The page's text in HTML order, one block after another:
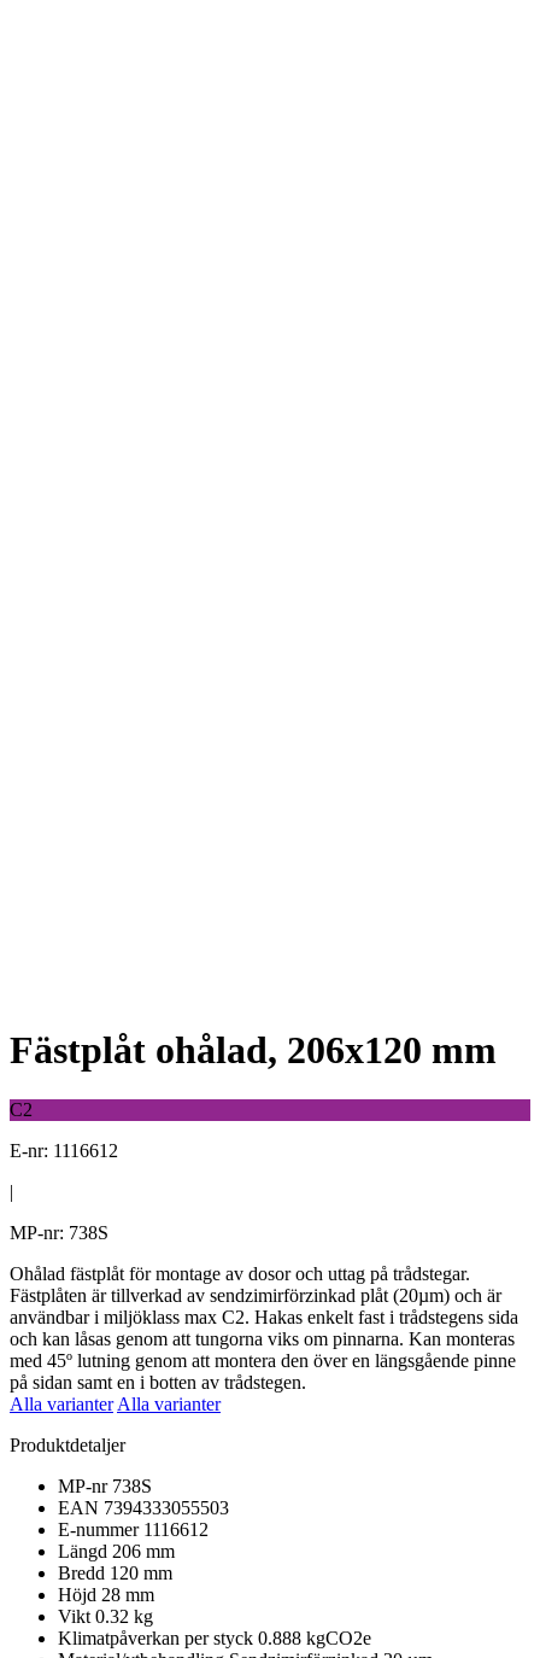
Fästplåt ohålad, 206x120 mm
C2
E-nr: 1116612
|
MP-nr: 738S
Ohålad fästplåt för montage av dosor och uttag på trådstegar.
Fästplåten är tillverkad av sendzimirförzinkad plåt (20µm) och är
användbar i miljöklass max C2. Hakas enkelt fast i trådstegens sida
och kan låsas genom att tungorna viks om pinnarna. Kan monteras
med 45º lutning genom att montera den över en längsgående pinne
på sidan samt en i botten av trådstegen.
Alla varianter Alla varianter
Produktdetaljer
MP-nr 738S
EAN 7394333055503
E-nummer 1116612
Längd 206 mm
Bredd 120 mm
Höjd 28 mm
Vikt 0.32 kg
Klimatpåverkan per styck 0.888 kgCO2e